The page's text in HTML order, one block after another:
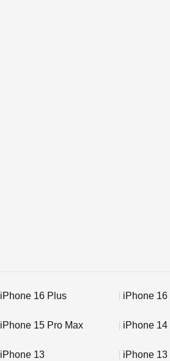
iPhone 16 Plus iPhone 16
iPhone 15 Pro Max iPhone 14
iPhone 13 iPhone 13